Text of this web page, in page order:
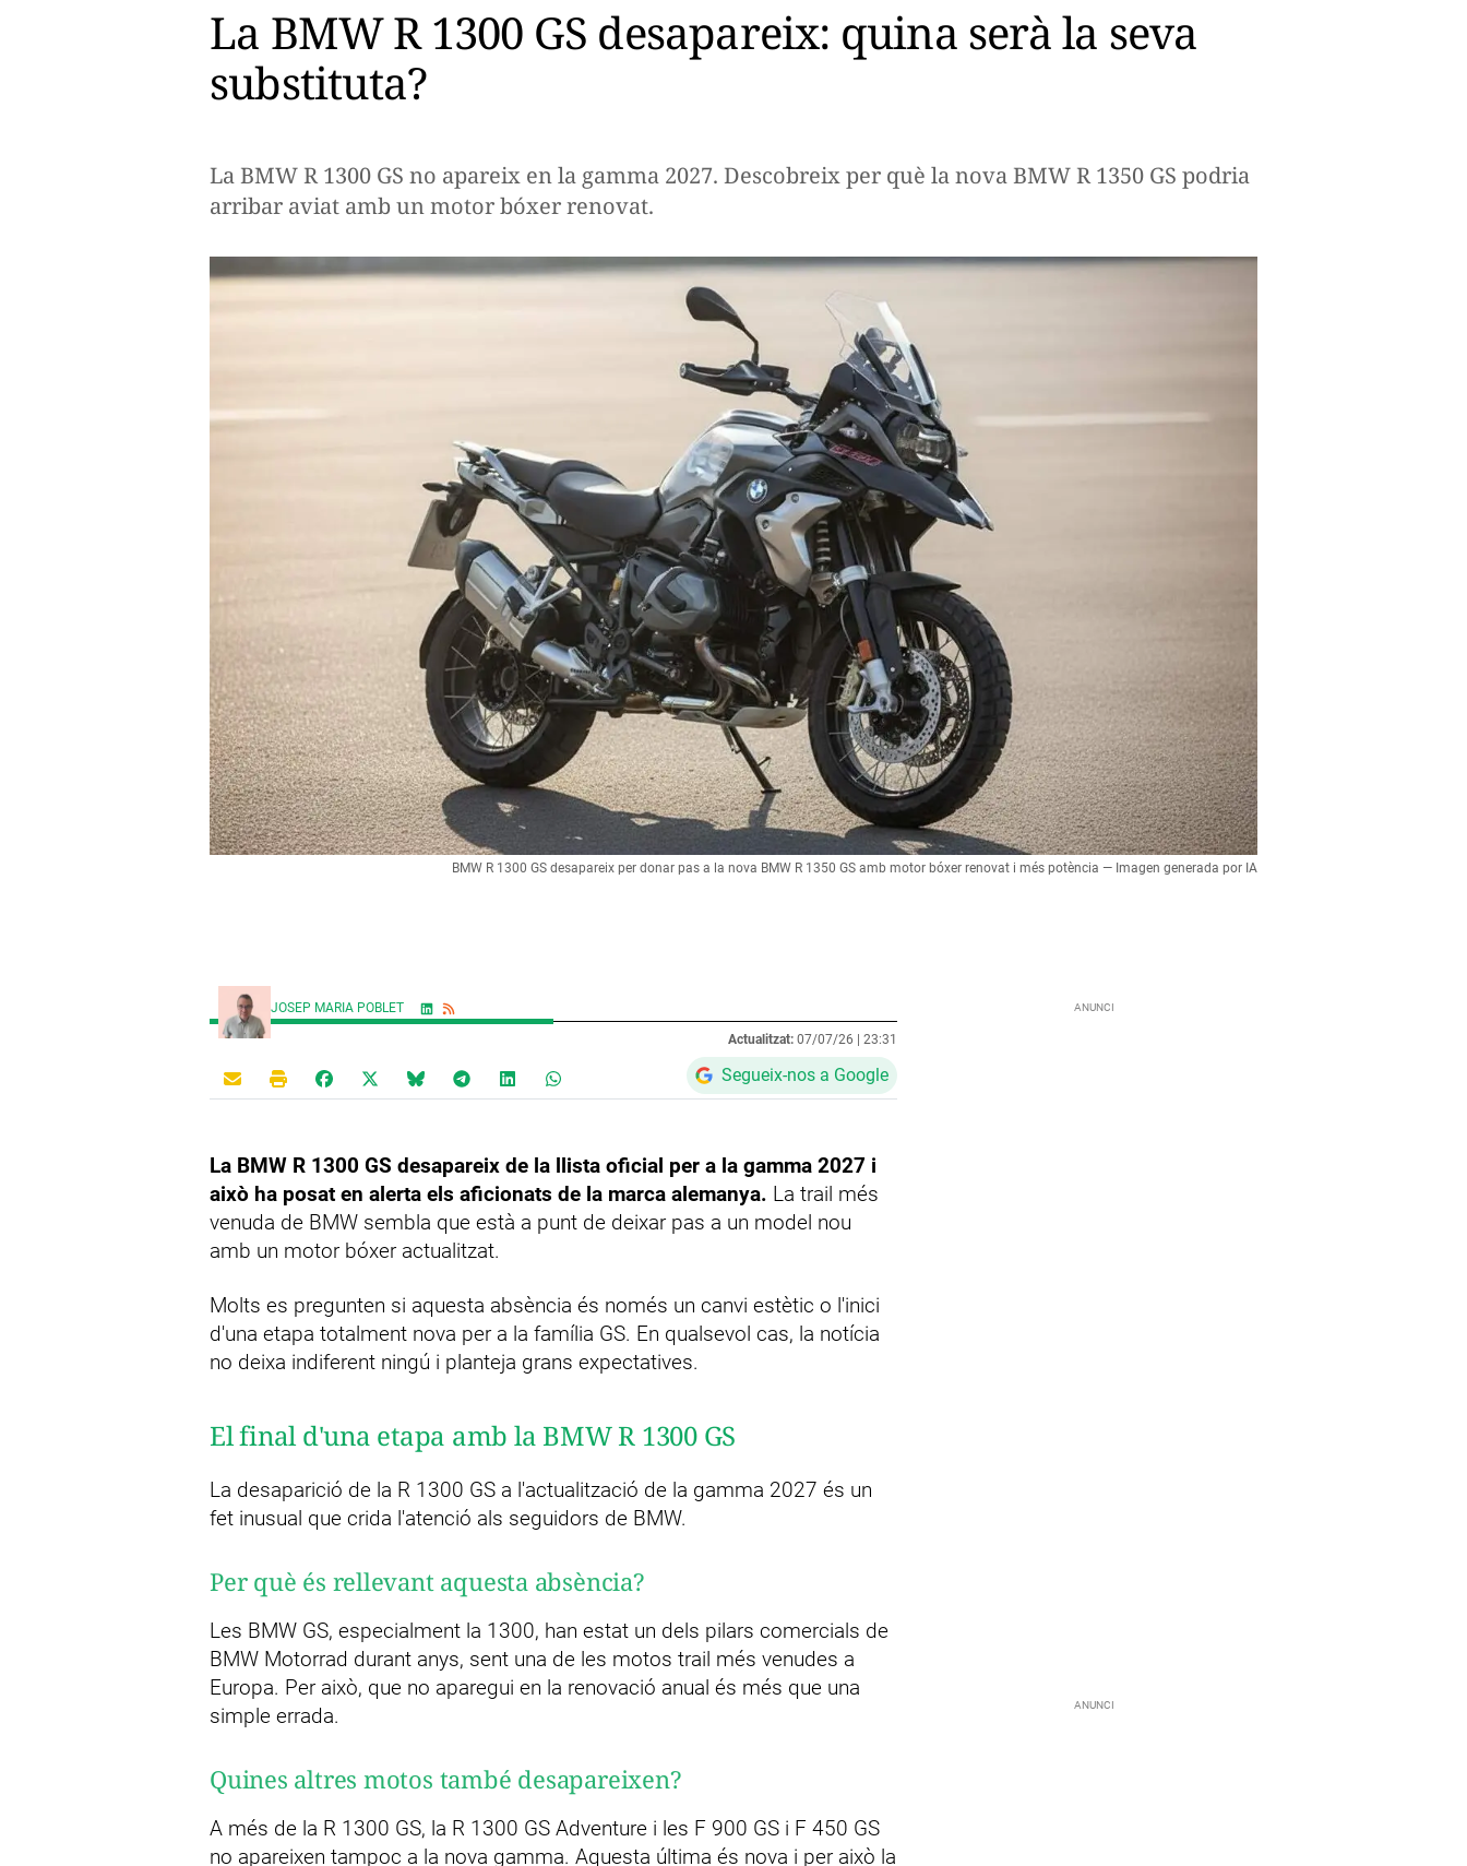
La BMW R 1300 GS desapareix: quina serà la seva
substituta?
La BMW R 1300 GS no apareix en la gamma 2027. Descobreix per què la nova BMW R 1350 GS podria
arribar aviat amb un motor bóxer renovat.
BMW R 1300 GS desapareix per donar pas a la nova BMW R 1350 GS amb motor bóxer renovat i més potència — Imagen generada por IA
JOSEP MARIA POBLET
Actualitzat: 07/07/26 | 23:31
Segueix-nos a Google
La BMW R 1300 GS desapareix de la llista oficial per a la gamma 2027 i
això ha posat en alerta els aficionats de la marca alemanya. La trail més
venuda de BMW sembla que està a punt de deixar pas a un model nou
amb un motor bóxer actualitzat.
Molts es pregunten si aquesta absència és només un canvi estètic o l'inici
d'una etapa totalment nova per a la família GS. En qualsevol cas, la notícia
no deixa indiferent ningú i planteja grans expectatives.
El final d'una etapa amb la BMW R 1300 GS
La desaparició de la R 1300 GS a l'actualització de la gamma 2027 és un
fet inusual que crida l'atenció als seguidors de BMW.
Per què és rellevant aquesta absència?
Les BMW GS, especialment la 1300, han estat un dels pilars comercials de
BMW Motorrad durant anys, sent una de les motos trail més venudes a
Europa. Per això, que no aparegui en la renovació anual és més que una
simple errada.
Quines altres motos també desapareixen?
A més de la R 1300 GS, la R 1300 GS Adventure i les F 900 GS i F 450 GS
no apareixen tampoc a la nova gamma. Aquesta última és nova i per això la